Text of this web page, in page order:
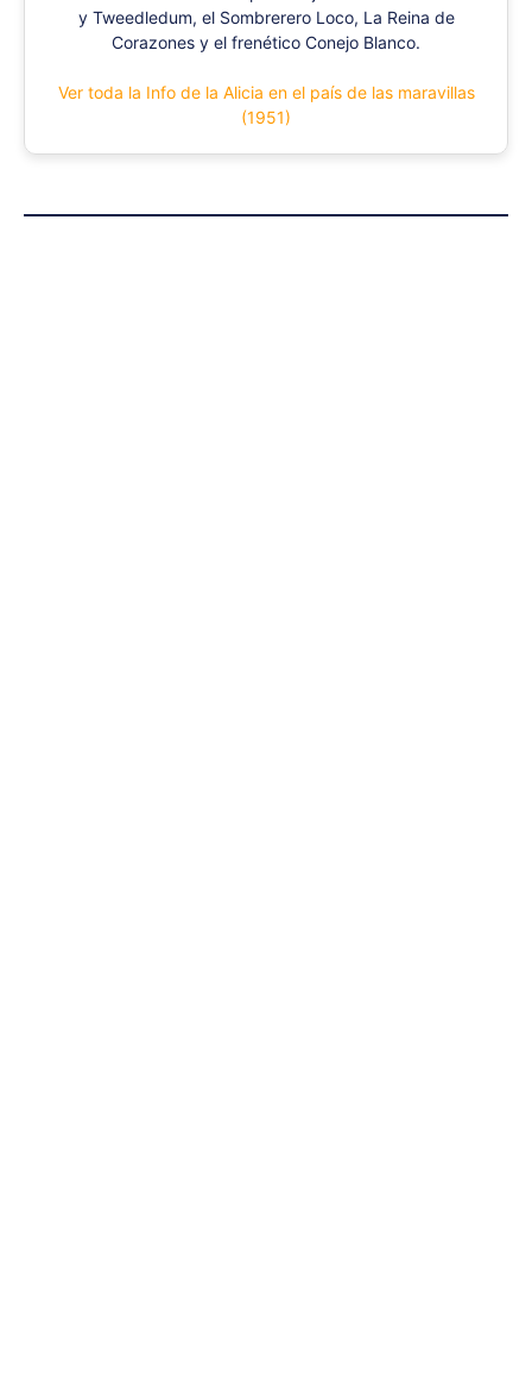
y Tweedledum, el Sombrerero Loco, La Reina de
Corazones y el frenético Conejo Blanco.
Ver toda la Info de la Alicia en el país de las maravillas
(1951)